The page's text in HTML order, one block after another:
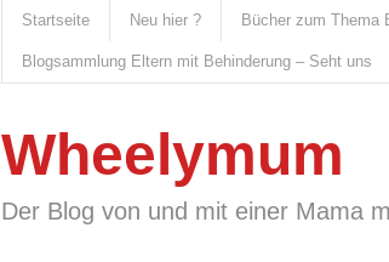
Startseite Neu hier ? Bücher zum Thema
Blogsammlung Eltern mit Behinderung – Seht uns
Wheelymum
Der Blog von und mit einer Mama